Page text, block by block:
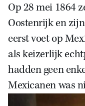
Op 28 mei 1864
Oostenrijk en
eerst voet op
als keizerlijk
hadden geen
Mexicanen was